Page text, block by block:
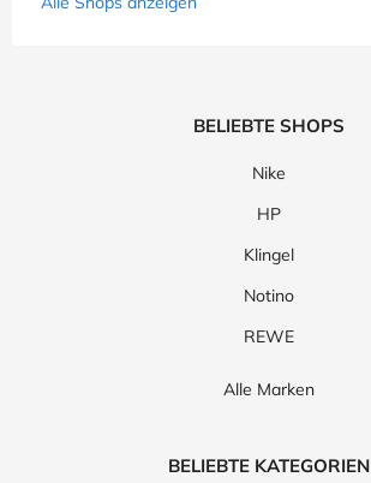
BELIEBTE SHOPS
Nike
HP
Klingel
Notino
REWE
Alle Marken
BELIEBTE KATEGORIEN